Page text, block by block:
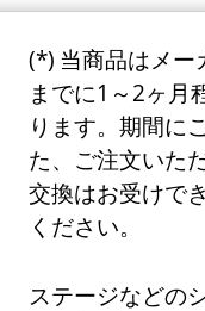
当商品はメー
までに1～2ヶ月
ります。期間に
た、ご注文いた
交換はお受けで
ください。
ステージなどの